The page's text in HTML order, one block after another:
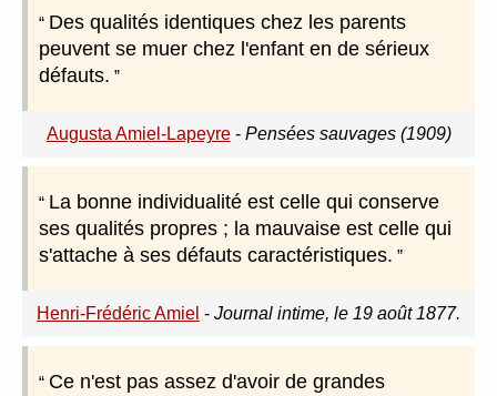
Des qualités identiques chez les parents
peuvent se muer chez l'enfant en de sérieux
défauts.
Augusta Amiel-Lapeyre- Pensées sauvages (1909)
La bonne individualité est celle qui conserve
ses qualités propres ; la mauvaise est celle qui
s'attache à ses défauts caractéristiques.
Henri-Frédéric Amiel - Journal intime, le 19 août 1877.
Ce n'est pas assez d'avoir de grandes